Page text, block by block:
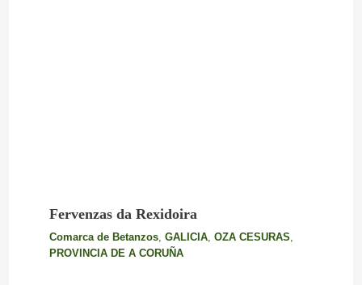
Fervenzas da Rexidoira
Comarca de Betanzos, GALICIA, OZA CESURAS,
PROVINCIA DE A CORUÑA